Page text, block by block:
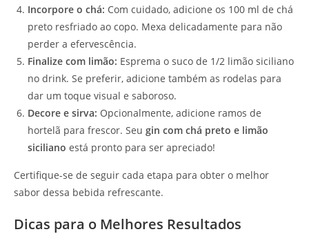
Incorpore o chá: Com cuidado, adicione os 100 ml de chá
preto resfriado ao copo. Mexa delicadamente para não
perder a efervescência.
Finalize com limão: Esprema o suco de 1/2 limão siciliano
no drink. Se preferir, adicione também as rodelas para
dar um toque visual e saboroso.
Decore e sirva: Opcionalmente, adicione ramos de
hortelã para frescor. Seu gin com chá preto e limão
siciliano está pronto para ser apreciado!
Certifique-se de seguir cada etapa para obter o melhor
sabor dessa bebida refrescante.
Dicas para o Melhores Resultados